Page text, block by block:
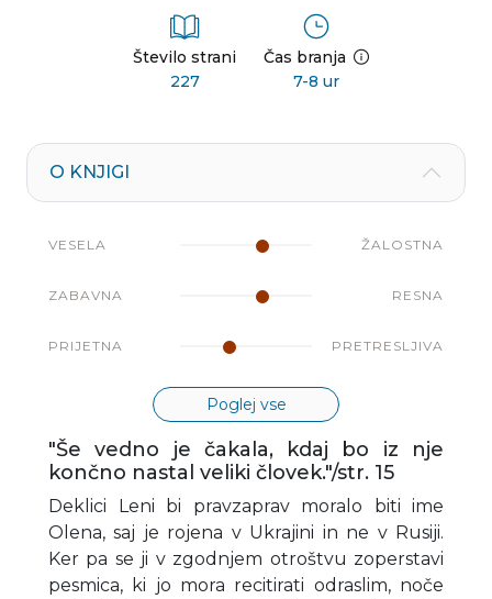
Število strani
227
Čas branja
7-8 ur
O KNJIGI
VESELA ŽALOSTNA
ZABAVNA RESNA
PRIJETNA PRETRESLJIVA
Poglej vse
"Še vedno je čakala, kdaj bo iz nje
končno nastal veliki človek."/str. 15
Deklici Leni bi pravzaprav moralo biti ime
Olena, saj je rojena v Ukrajini in ne v Rusiji.
Ker pa se ji v zgodnjem otroštvu zoperstavi
pesmica, ki jo mora recitirati odraslim, noče